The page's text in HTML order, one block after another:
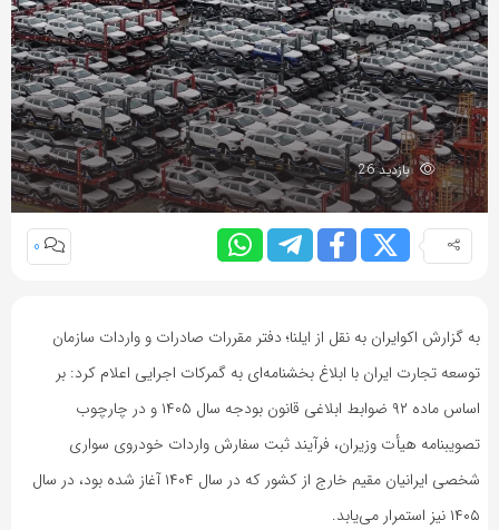
بازدید 26
0
به گزارش اکوایران به نقل از ایلنا؛ دفتر مقررات صادرات و واردات سازمان
توسعه تجارت ایران با ابلاغ بخشنامه‌ای به گمرکات اجرایی اعلام کرد: بر
اساس ماده ۹۲ ضوابط ابلاغی قانون بودجه سال ۱۴۰۵ و در چارچوب
تصویبنامه هیأت وزیران، فرآیند ثبت سفارش واردات خودروی سواری
شخصی ایرانیان مقیم خارج از کشور که در سال ۱۴۰۴ آغاز شده بود، در سال
۱۴۰۵ نیز استمرار می‌یابد.